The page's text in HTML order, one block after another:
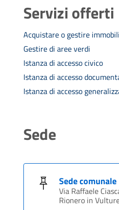
Servizi offerti
Acquistare o gestire
Gestire di aree verdi
Istanza di accesso civico
Istanza di accesso
Istanza di accesso
Sede
Sede comunale
Via Raffaele
Rionero in